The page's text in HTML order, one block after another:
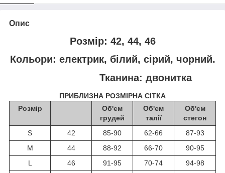
Опис
Розмір: 42, 44, 46
Кольори: електрик, білий, сірий, чорний.
Тканина: двонитка
ПРИБЛИЗНА РОЗМІРНА СІТКА
Розмір
Об'єм
грудей
Об'єм
талії
Об'єм
стегон
S
42 85-90 62-66
87-93
M
44 88-92 66-70
90-95
L
46 91-95 70-74
94-98